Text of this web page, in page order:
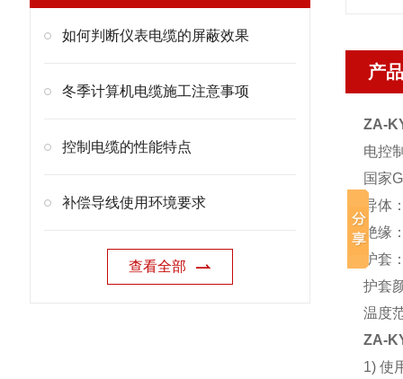
如何判断仪表电缆的屏蔽效果
冬季计算机电缆施工注意事项
控制电缆的性能特点
补偿导线使用环境要求
查看全部
产
ZA-
电控
国家
导体
绝缘
护套
护套
温度
ZA-
1) 使